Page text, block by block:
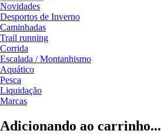
Novidades
Desportos de Inverno
Caminhadas
Trail running
Corrida
Escalada / Montanhismo
Aquático
Pesca
Liquidação
Marcas
Adicionando ao carrinho...